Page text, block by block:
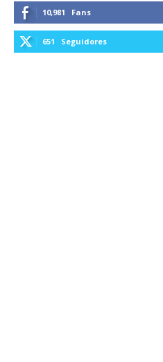
10,981 Fans
651 Seguidores